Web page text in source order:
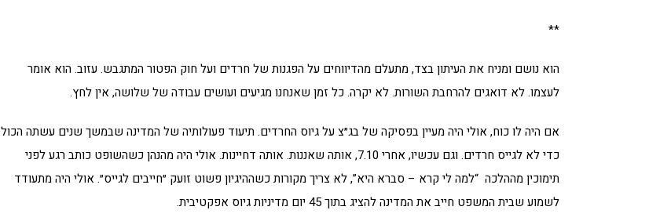
**
הוא נושם ומניח את העיתון בצד, מתעלם מהדיווחים על הפגנות של חרדים ועל חוק הפטור המתגבש. עזוב. הוא אומר
לעצמו. לא דואגים להרחבת השורות. לא יקרה. כל זמן שאנחנו מגיעים ועושים עבודה של שלושה, אין לחץ.
אם היה לו כוח, אולי היה מעיין בפסיקה של בג״צ על גיוס החרדים. תיעוד פעולותיה של המדינה שבמשך שנים עשתה הכול
כדי לא לגייס חרדים. וגם עכשיו, אחרי 7.10, אותה שאננות. אותה דחיינות. אולי היה מהנהן כשהשופט כותב רגע לפני
תימוכין מההלכה “למה לי קרא – סברא היא”, לא צריך מקורות כשההיגיון פשוט זועק ״חייבים לגייס״. אולי היה מתעודד
לשמוע שבית המשפט חייב את המדינה להציג בתוך 45 יום מדיניות גיוס אפקטיבית.